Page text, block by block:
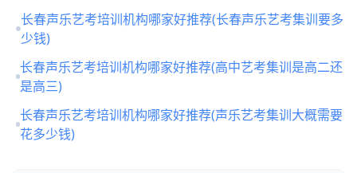
长春声乐艺考培训机构哪家好推荐(长春声乐艺考集训要多
少钱)
长春声乐艺考培训机构哪家好推荐(高中艺考集训是高二还
是高三)
长春声乐艺考培训机构哪家好推荐(声乐艺考集训大概需要
花多少钱)